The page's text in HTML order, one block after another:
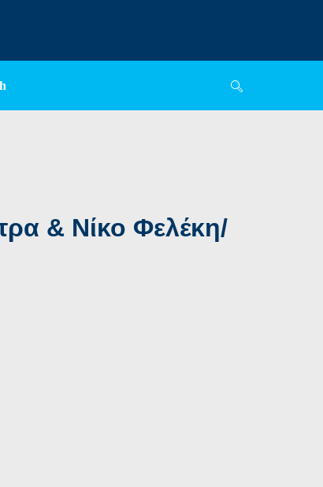
& Νίκο Φελέκη/